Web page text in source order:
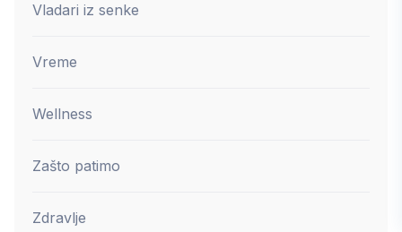
Vladari iz senke
Vreme
Wellness
Zašto patimo
Zdravlje